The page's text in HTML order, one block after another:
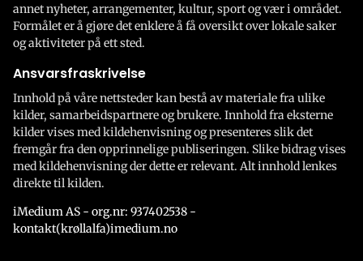
annet nyheter, arrangementer, kultur, sport og vær i området.
Formålet er å gjøre det enklere å få oversikt over lokale saker
og aktiviteter på ett sted.
Ansvarsfraskrivelse
Innhold på våre nettsteder kan bestå av materiale fra ulike
kilder, samarbeidspartnere og brukere. Innhold fra eksterne
kilder vises med kildehenvisning og presenteres slik det
fremgår fra den opprinnelige publiseringen. Slike bidrag vises
med kildehenvisning der dette er relevant. Alt innhold lenkes
direkte til kilden.
iMedium AS - org.nr: 937402538 -
kontakt(krøllalfa)imedium.no